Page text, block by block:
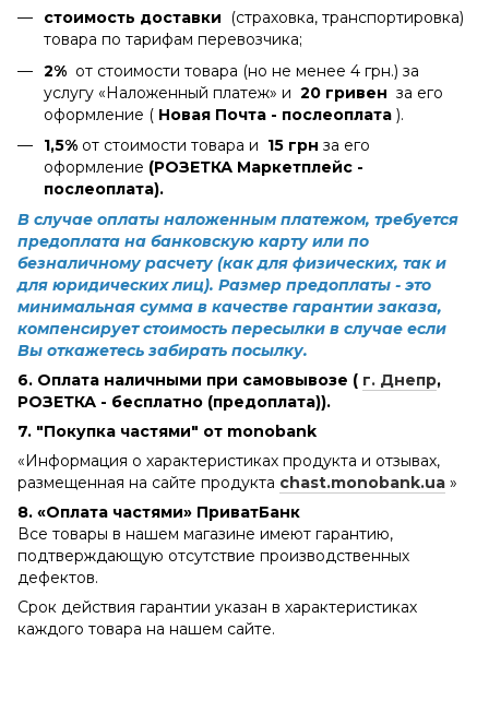
стоимость доставки (страховка, транспортировка)
товара по тарифам перевозчика;
2% от стоимости товара (но не менее 4 грн.) за
услугу «Наложенный платеж» и 20 гривен за его
оформление ( Новая Почта - послеоплата ).
1,5% от стоимости товара и 15 грн за его
оформление (РОЗЕТКА Маркетплейс -
послеоплата).
В случае оплаты наложенным платежом, требуется
предоплата на банковскую карту или по
безналичному расчету (как для физических, так и
для юридических лиц). Размер предоплаты - это
минимальная сумма в качестве гарантии заказа,
компенсирует стоимость пересылки в случае если
Вы откажетесь забирать посылку.
6. Оплата наличными при самовывозе ( г. Днепр,
РОЗЕТКА - бесплатно (предоплата)).
7. "Покупка частями" от monobank
«Информация о характеристиках продукта и отзывах,
размещенная на сайте продукта chast.monobank.ua »
8. «Оплата частями» ПриватБанк
Все товары в нашем магазине имеют гарантию,
подтверждающую отсутствие производственных
дефектов.
Срок действия гарантии указан в характеристиках
каждого товара на нашем сайте.